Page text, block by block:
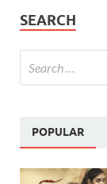
SEARCH
POPULAR